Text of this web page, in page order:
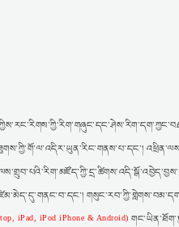
iPad, iPod iPhone & Android)